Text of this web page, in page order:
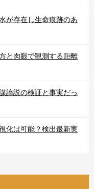
が存在し生命痕跡のあ
と肉眼で観測する距離
論説の検証と事実だっ
化は可能？検出最新実